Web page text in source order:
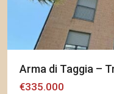
Arma di Taggia –
€335.000